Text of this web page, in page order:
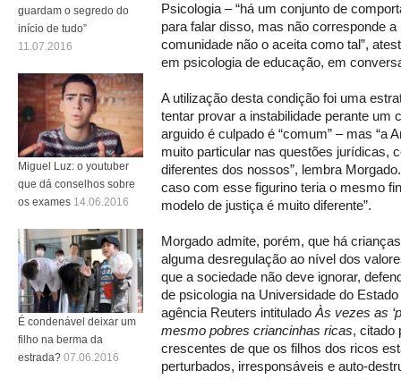
Psicologia – “há um conjunto de
para falar disso, mas não corresponde
comunidade não o aceita como tal”,
em psicologia de educação, em
A utilização desta condição foi uma
tentar provar a instabilidade perante um
arguido é culpado é “comum” – mas “a
muito particular nas questões jurídicas,
diferentes dos nossos”, lembra
caso com esse figurino teria o mesmo
modelo de justiça é muito diferente”.
Morgado admite, porém, que há
alguma desregulação ao nível dos
que a sociedade não deve ignorar,
de psicologia na Universidade do
agência Reuters intitulado Às vezes as
mesmo pobres criancinhas ricas, citado
crescentes de que os filhos dos ricos
perturbados, irresponsáveis e auto-
guardam o segredo do
início de tudo”
11.07.2016
Miguel Luz: o youtuber
que dá conselhos sobre
os exames 14.06.2016
É condenável deixar um
filho na berma da
estrada? 07.06.2016